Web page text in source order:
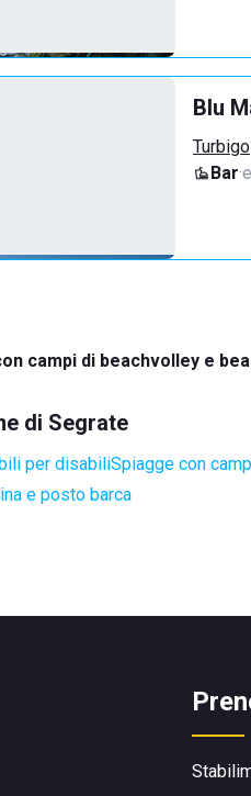
Blu
Turbigo
Bar·
campi di beachvolley e
di Segrate
per disabiliSpiagge con
e posto barca